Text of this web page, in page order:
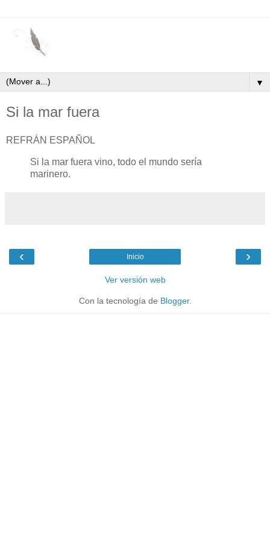
▼
Si la mar fuera
REFRÁN ESPAÑOL
Si la mar fuera vino, todo el mundo sería
marinero.
‹ ›
Inicio
Ver versión web
Con la tecnología de Blogger.